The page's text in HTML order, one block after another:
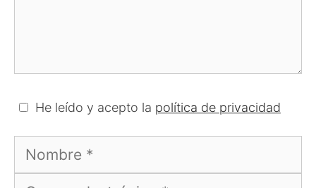
He leído y acepto la política de privacidad